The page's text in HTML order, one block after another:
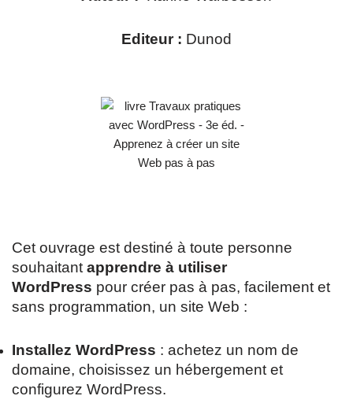
Editeur : Dunod
Cet ouvrage est destiné à toute personne
souhaitant apprendre à utiliser
WordPress pour créer pas à pas, facilement et
sans programmation, un site Web :
Installez WordPress : achetez un nom de
domaine, choisissez un hébergement et
configurez WordPress.